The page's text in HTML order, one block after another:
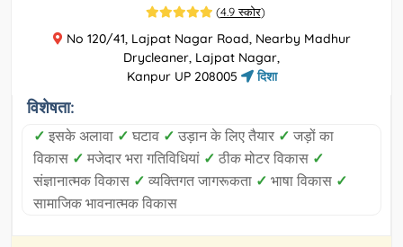
(4.9 स्कोर)
No 120/41, Lajpat Nagar Road, Nearby Madhur
Drycleaner, Lajpat Nagar,
Kanpur UP 208005
दिशा
विशेषता:
✓ इसके अलावा ✓ घटाव ✓ उड़ान के लिए तैयार ✓ जड़ों का
विकास ✓ मजेदार भरा गतिविधियां ✓ ठीक मोटर विकास ✓
संज्ञानात्मक विकास ✓ व्यक्तिगत जागरूकता ✓ भाषा विकास ✓
सामाजिक भावनात्मक विकास